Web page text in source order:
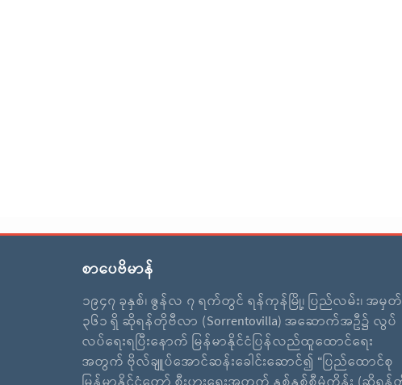
စာပေဗိမာန်
၁၉၄၇ ခုနှစ်၊ ဇွန်လ ၇ ရက်တွင် ရန်ကုန်မြို့၊ ပြည်လမ်း၊ အမှတ်
၃၆၁ ရှိ ဆိုရန်တိုဗီလာ (Sorrentovilla) အဆောက်အဦ၌ လွပ်
လပ်ရေးရပြီးနောက် မြန်မာနိုင်ငံပြန်လည်ထူထောင်ရေး
အတွက် ဗိုလ်ချူပ်အောင်ဆန်းခေါင်းဆောင်၍ “ပြည်ထောင်စု